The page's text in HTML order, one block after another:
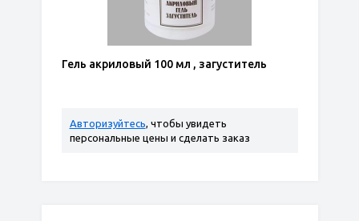
Гель акриловый 100 мл , загуститель
Авторизуйтесь, чтобы увидеть
персональные цены и сделать заказ